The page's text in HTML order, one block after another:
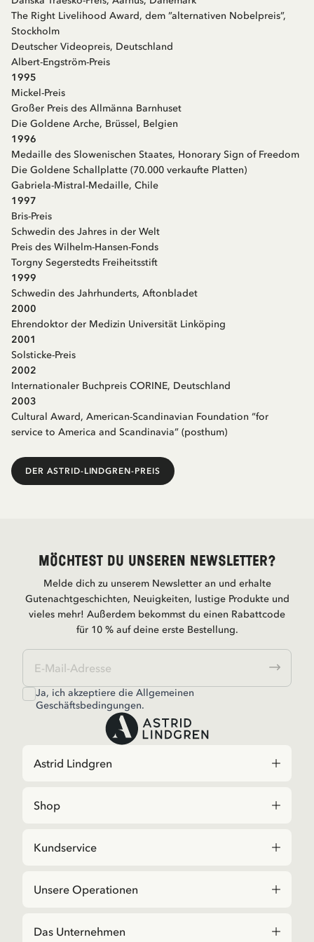
The Right Livelihood Award, dem ”alternativen Nobelpreis”,
Stockholm
Deutscher Videopreis, Deutschland
Albert-Engström-Preis
1995
Mickel-Preis
Großer Preis des Allmänna Barnhuset
Die Goldene Arche, Brüssel, Belgien
1996
Medaille des Slowenischen Staates, Honorary Sign of Freedom
Die Goldene Schallplatte (70.000 verkaufte Platten)
Gabriela-Mistral-Medaille, Chile
1997
Bris-Preis
Schwedin des Jahres in der Welt
Preis des Wilhelm-Hansen-Fonds
Torgny Segerstedts Freiheitsstift
1999
Schwedin des Jahrhunderts, Aftonbladet
2000
Ehrendoktor der Medizin Universität Linköping
2001
Solsticke-Preis
2002
Internationaler Buchpreis CORINE, Deutschland
2003
Cultural Award, American-Scandinavian Foundation “for
service to America and Scandinavia” (posthum)
DER ASTRID-LINDGREN-PREIS
Möchtest du unseren Newsletter?
Melde dich zu unserem Newsletter an und erhalte
Gutenachtgeschichten, Neuigkeiten, lustige Produkte und
vieles mehr! Außerdem bekommst du einen Rabattcode
für 10 % auf deine erste Bestellung.
Ja, ich akzeptiere dieAllgemeinen
Geschäftsbedingungen.
Astrid Lindgren
Shop
Kundservice
Unsere Operationen
Das Unternehmen